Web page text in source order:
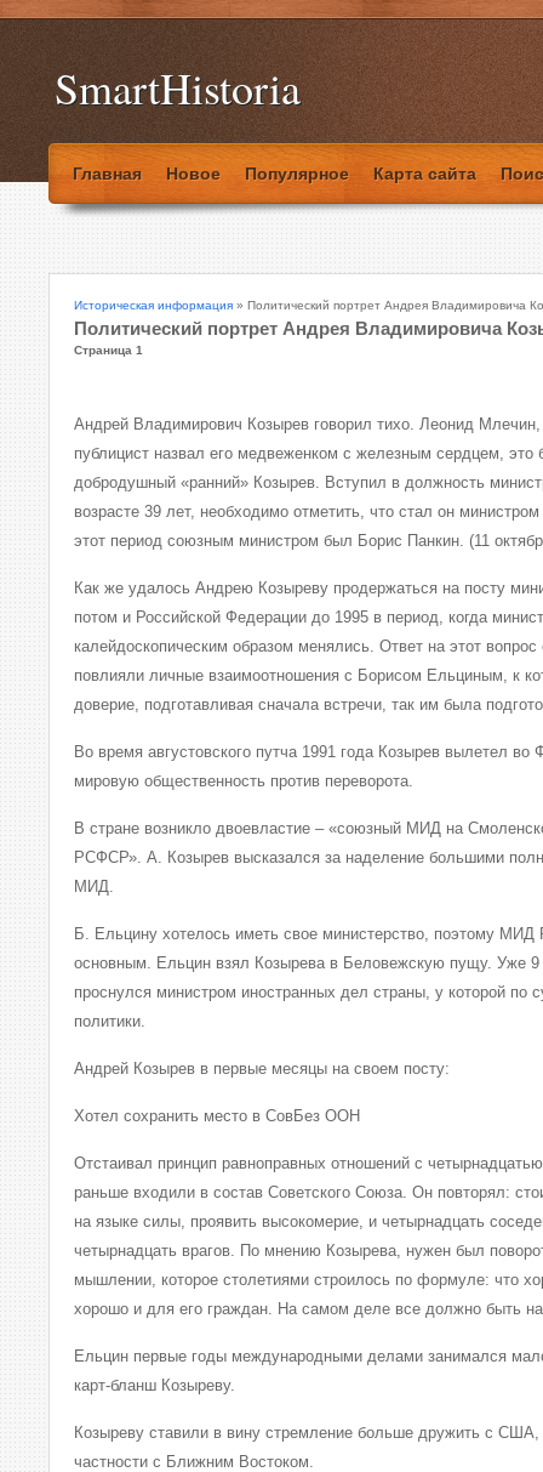
SmartHistoria
Главная Новое Популярное Карта сайта
Историческая информация » Политический портрет Андрея Владимировича
Политический портрет Андрея Владимировича
Страница 1
Андрей Владимирович Козырев говорил тихо. Леонид Млечин,
публицист назвал его медвеженком с железным сердцем, это
добродушный «ранний» Козырев. Вступил в должность
возрасте 39 лет, необходимо отметить, что стал он
этот период союзным министром был Борис Панкин. (11
Как же удалось Андрею Козыреву продержаться на посту
потом и Российской Федерации до 1995 в период, когда
калейдоскопическим образом менялись. Ответ на этот
повлияли личные взаимоотношения с Борисом Ельциным, к
доверие, подготавливая сначала встречи, так им была
Во время августовского путча 1991 года Козырев вылетел во
мировую общественность против переворота.
В стране возникло двоевластие – «союзный МИД на
РСФСР». А. Козырев высказался за наделение большими
МИД.
Б. Ельцину хотелось иметь свое министерство, поэтому
основным. Ельцин взял Козырева в Беловежскую пущу. Уже 9
проснулся министром иностранных дел страны, у которой по
политики.
Андрей Козырев в первые месяцы на своем посту:
Хотел сохранить место в СовБез ООН
Отстаивал принцип равноправных отношений с
раньше входили в состав Советского Союза. Он повторял:
на языке силы, проявить высокомерие, и четырнадцать
четырнадцать врагов. По мнению Козырева, нужен был
мышлении, которое столетиями строилось по формуле: что
хорошо и для его граждан. На самом деле все должно быть
Ельцин первые годы международными делами занимался
карт-бланш Козыреву.
Козыреву ставили в вину стремление больше дружить с
частности с Ближним Востоком.